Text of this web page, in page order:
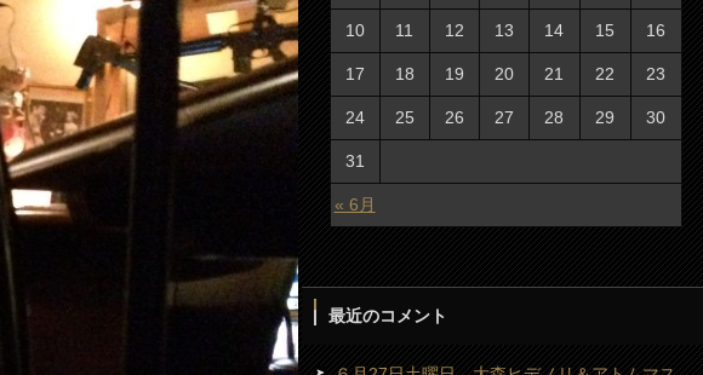
« 6月
10 11 12 13 14 15 16
17 18 19 20 21 22 23
24 25 26 27 28 29 30
31
最近のコメント